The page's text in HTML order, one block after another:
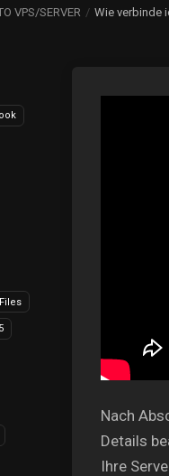
VPS/SERVER Wie verbinde
Nach
Details
Ihre